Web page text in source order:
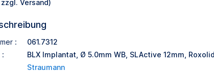
Versand)
:
061.7312
:
BLX Implantat, Ø 5.0mm WB, SLActive 12mm, Roxolid
Straumann